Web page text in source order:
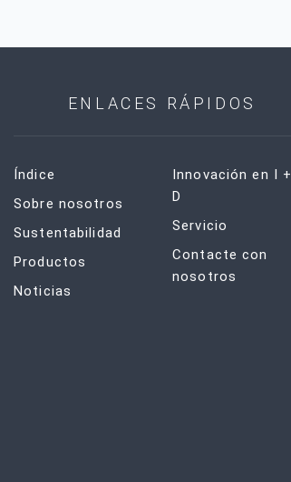
ENLACES RÁPIDOS
Índice
Sobre nosotros
Sustentabilidad
Productos
Noticias
Innovación en I +
D
Servicio
Contacte con
nosotros